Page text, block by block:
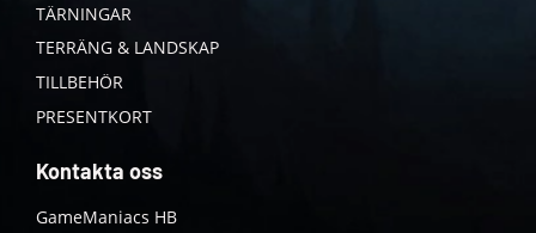
TÄRNINGAR
TERRÄNG & LANDSKAP
TILLBEHÖR
PRESENTKORT
Kontakta oss
GameManiacs HB